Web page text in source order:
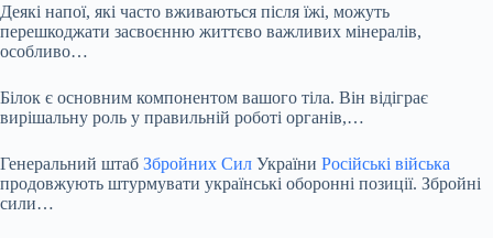
Деякі напої, які часто вживаються після їжі, можуть
перешкоджати засвоєнню життєво важливих мінералів,
особливо…
Білок є основним компонентом вашого тіла. Він відіграє
вирішальну роль у правильній роботі органів,…
Генеральний штаб Збройних Сил України Російські війська
продовжують штурмувати українські оборонні позиції. Збройні
сили…